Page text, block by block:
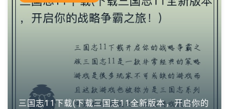
三国志11下载(下载三国志11全新版本，开启你的